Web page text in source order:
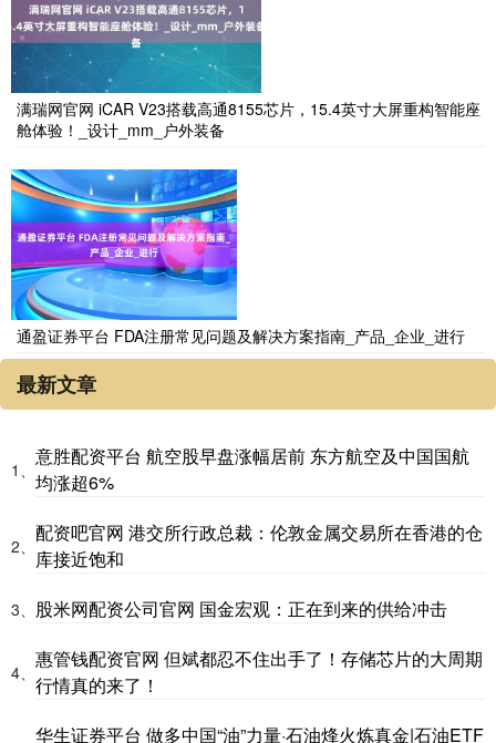
满瑞网官网 iCAR V23搭载高通8155芯片，15.4英寸大屏重构智能座
舱体验！_设计_mm_户外装备
通盈证券平台 FDA注册常见问题及解决方案指南_产品_企业_进行
最新文章
1、
意胜配资平台 航空股早盘涨幅居前 东方航空及中国国航
均涨超6%
2、
配资吧官网 港交所行政总裁：伦敦金属交易所在香港的仓
库接近饱和
3、 股米网配资公司官网 国金宏观：正在到来的供给冲击
4、
惠管钱配资官网 但斌都忍不住出手了！存储芯片的大周期
行情真的来了！
华生证券平台 做多中国“油”力量·石油烽火炼真金|石油ETF